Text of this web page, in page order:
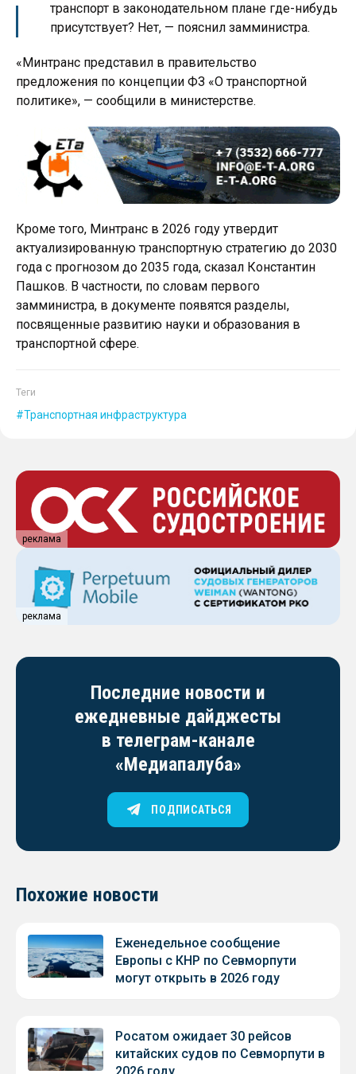
транспорт в законодательном плане где-нибудь
присутствует? Нет, — пояснил замминистра.
«Минтранс представил в правительство
предложения по концепции ФЗ «О транспортной
политике», — сообщили в министерстве.
Кроме того, Минтранс в 2026 году утвердит
актуализированную транспортную стратегию до 2030
года с прогнозом до 2035 года, сказал Константин
Пашков. В частности, по словам первого
замминистра, в документе появятся разделы,
посвященные развитию науки и образования в
транспортной сфере.
Теги
Транспортная инфраструктура
реклама
реклама
Последние новости и
ежедневные дайджесты
в телеграм-канале
«Медиапалуба»
ПОДПИСАТЬСЯ
Похожие новости
Еженедельное сообщение
Европы с КНР по Севморпути
могут открыть в 2026 году
Росатом ожидает 30 рейсов
китайских судов по Севморпути в